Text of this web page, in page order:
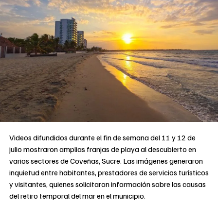
Videos difundidos durante el fin de semana del 11 y 12 de
julio mostraron amplias franjas de playa al descubierto en
varios sectores de Coveñas, Sucre. Las imágenes generaron
inquietud entre habitantes, prestadores de servicios turísticos
y visitantes, quienes solicitaron información sobre las causas
del retiro temporal del mar en el municipio.